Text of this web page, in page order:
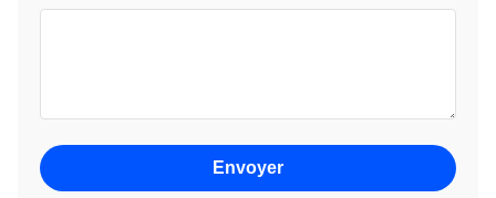
Envoyer